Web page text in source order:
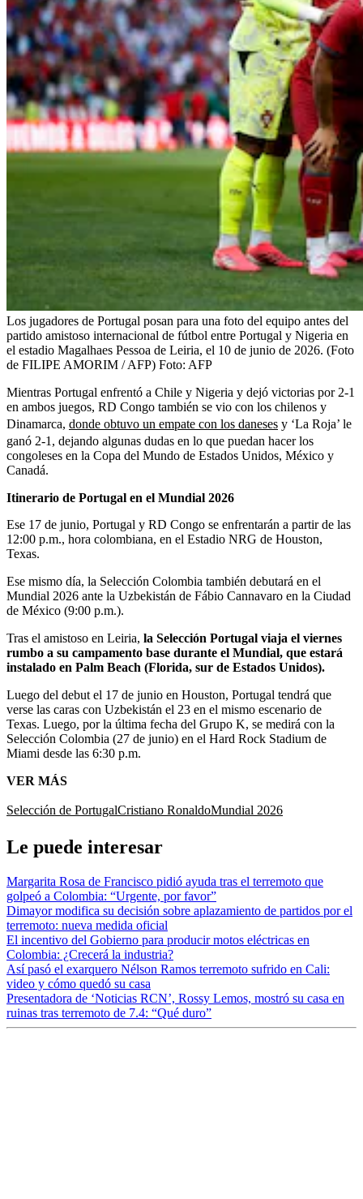
Los jugadores de Portugal posan para una foto del equipo antes del
partido amistoso internacional de fútbol entre Portugal y Nigeria en
el estadio Magalhaes Pessoa de Leiria, el 10 de junio de 2026. (Foto
de FILIPE AMORIM / AFP) Foto: AFP
Mientras Portugal enfrentó a Chile y Nigeria y dejó victorias por 2-1
en ambos juegos, RD Congo también se vio con los chilenos y
Dinamarca, donde obtuvo un empate con los daneses y ‘La Roja’ le
ganó 2-1, dejando algunas dudas en lo que puedan hacer los
congoleses en la Copa del Mundo de Estados Unidos, México y
Canadá.
Itinerario de Portugal en el Mundial 2026
Ese 17 de junio, Portugal y RD Congo se enfrentarán a partir de las
12:00 p.m., hora colombiana, en el Estadio NRG de Houston,
Texas.
Ese mismo día, la Selección Colombia también debutará en el
Mundial 2026 ante la Uzbekistán de Fábio Cannavaro en la Ciudad
de México (9:00 p.m.).
Tras el amistoso en Leiria, la Selección Portugal viaja el viernes
rumbo a su campamento base durante el Mundial, que estará
instalado en Palm Beach (Florida, sur de Estados Unidos).
Luego del debut el 17 de junio en Houston, Portugal tendrá que
verse las caras con Uzbekistán el 23 en el mismo escenario de
Texas. Luego, por la última fecha del Grupo K, se medirá con la
Selección Colombia (27 de junio) en el Hard Rock Stadium de
Miami desde las 6:30 p.m.
VER MÁS
Selección de PortugalCristiano RonaldoMundial 2026
Le puede interesar
Margarita Rosa de Francisco pidió ayuda tras el terremoto que
golpeó a Colombia: “Urgente, por favor”
Dimayor modifica su decisión sobre aplazamiento de partidos por el
terremoto: nueva medida oficial
El incentivo del Gobierno para producir motos eléctricas en
Colombia: ¿Crecerá la industria?
Así pasó el exarquero Nélson Ramos terremoto sufrido en Cali:
video y cómo quedó su casa
Presentadora de ‘Noticias RCN’, Rossy Lemos, mostró su casa en
ruinas tras terremoto de 7.4: “Qué duro”